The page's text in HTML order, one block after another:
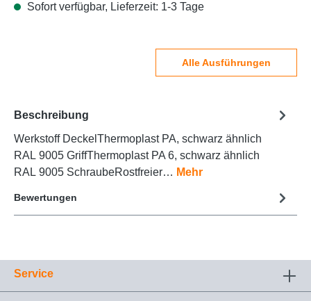
Sofort verfügbar, Lieferzeit: 1-3 Tage
Alle Ausführungen
Beschreibung
Werkstoff DeckelThermoplast PA, schwarz ähnlich
RAL 9005 GriffThermoplast PA 6, schwarz ähnlich
RAL 9005 SchraubeRostfreier… Mehr
Bewertungen
Service